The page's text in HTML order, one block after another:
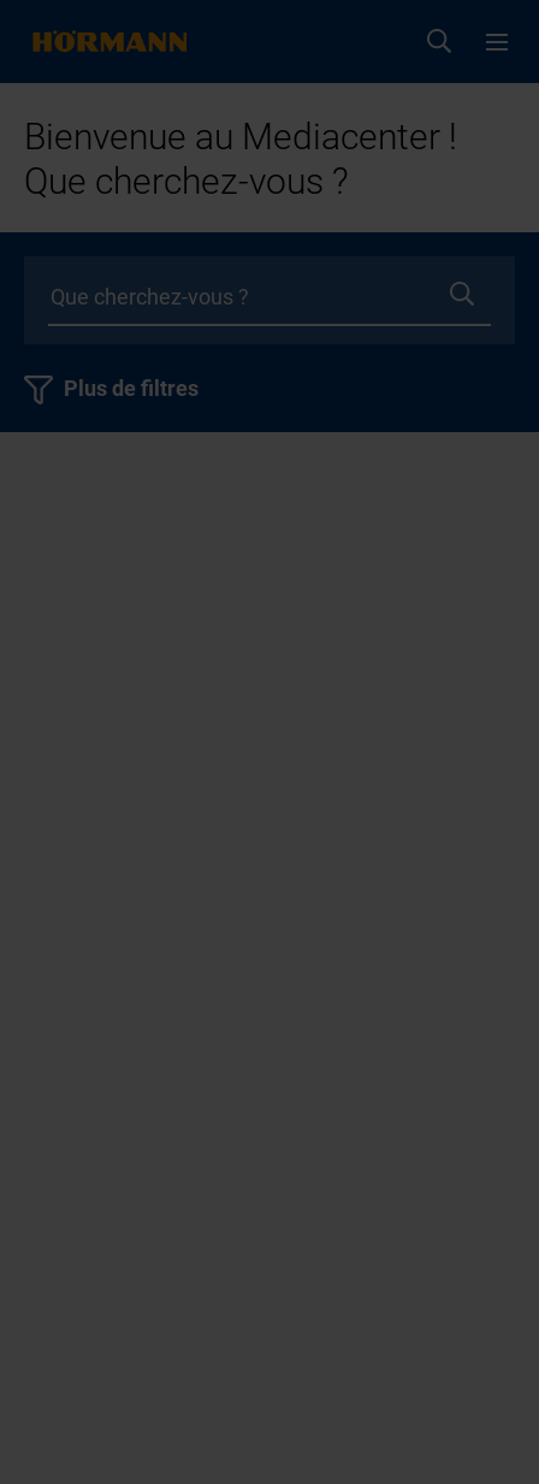
Bienvenue au Mediacenter !
Que cherchez-vous ?
Plus de filtres